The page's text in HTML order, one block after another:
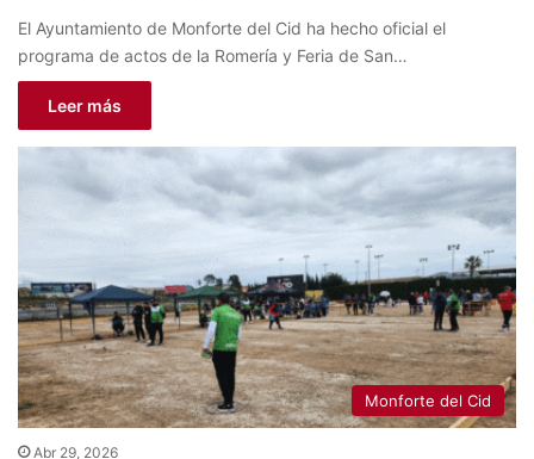
El Ayuntamiento de Monforte del Cid ha hecho oficial el
programa de actos de la Romería y Feria de San…
Leer más
Monforte del Cid
Abr 29, 2026